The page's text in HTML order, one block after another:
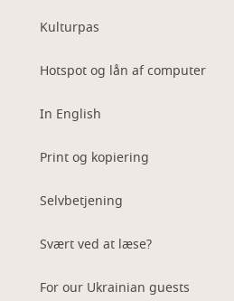
Kulturpas
Hotspot og lån af computer
In English
Print og kopiering
Selvbetjening
Svært ved at læse?
For our Ukrainian guests